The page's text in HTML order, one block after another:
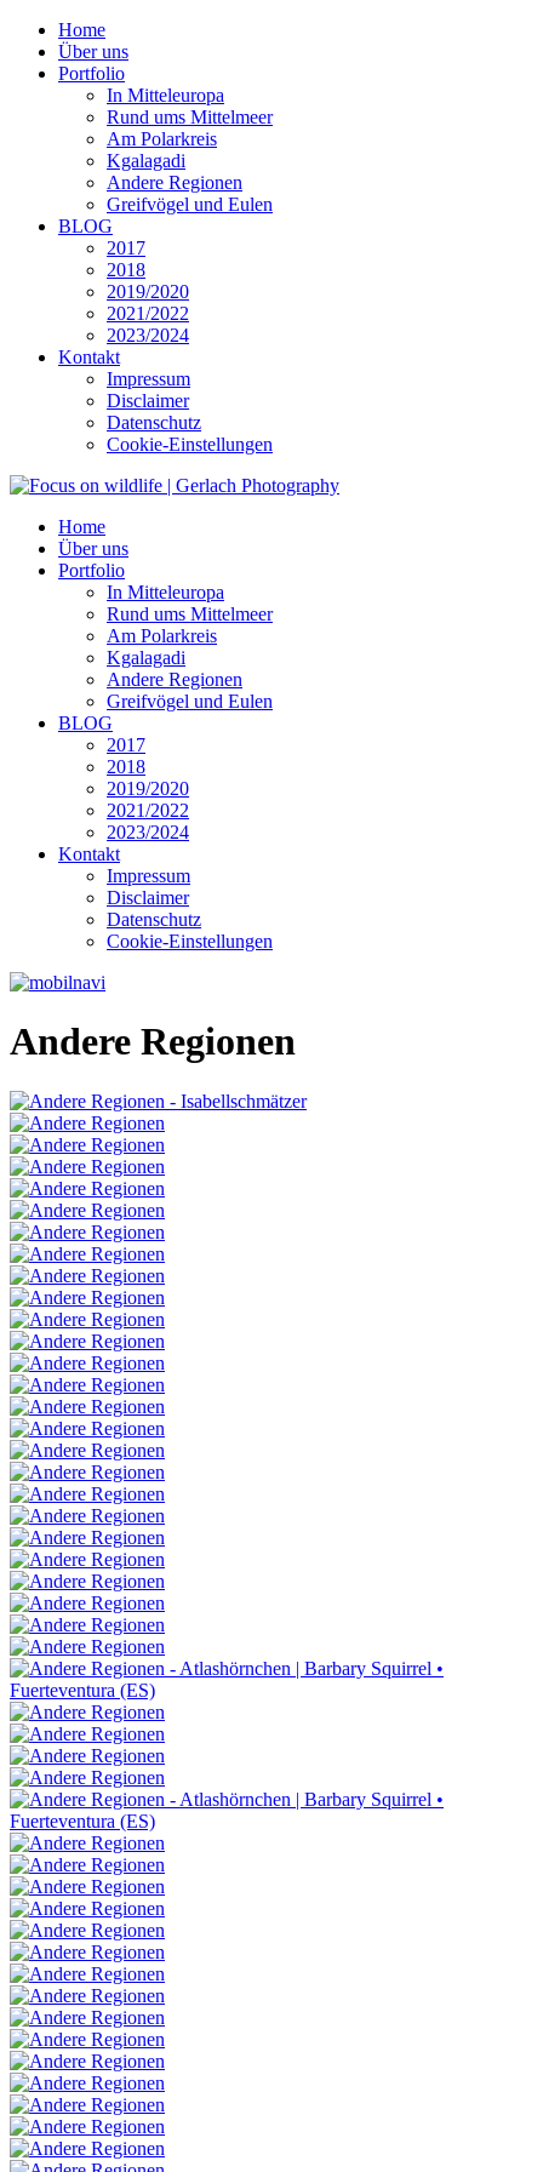
Home
Über uns
Portfolio
In Mitteleuropa
Rund ums Mittelmeer
Am Polarkreis
Kgalagadi
Andere Regionen
Greifvögel und Eulen
BLOG
2017
2018
2019/2020
2021/2022
2023/2024
Kontakt
Impressum
Disclaimer
Datenschutz
Cookie-Einstellungen
Home
Über uns
Portfolio
In Mitteleuropa
Rund ums Mittelmeer
Am Polarkreis
Kgalagadi
Andere Regionen
Greifvögel und Eulen
BLOG
2017
2018
2019/2020
2021/2022
2023/2024
Kontakt
Impressum
Disclaimer
Datenschutz
Cookie-Einstellungen
Andere Regionen